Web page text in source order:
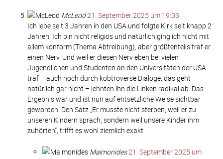
McLeod21. September 2025 um 19:03
Ich lebe seit 3 Jahren in den USA und folgte Kirk seit knapp 2
Jahren. Ich bin nicht religiös und natürlich ging ich nicht mit
allem konform (Thema Abtreibung), aber größtenteils traf er
einen Nerv. Und weil er diesen Nerv eben bei vielen
Jugendlichen und Studenten an den Universitäten der USA
traf – auch noch durch kobtroverse Dialoge, das geht
natürlich gar nicht – lehnten ihn die Linken radikal ab. Das
Ergebnis war und ist nun auf entsetzliche Weise sichtbar
geworden. Den Satz „Er musste nicht sterben, weil er zu
unseren Kindern sprach, sondern weil unsere Kinder ihm
zuhörten“, trifft es wohl ziemlich exakt.
Maimonides21. September 2025 um